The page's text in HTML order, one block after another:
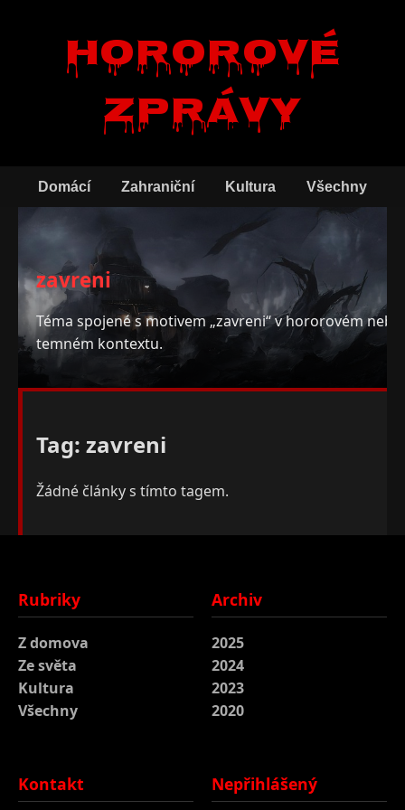
Hororové
zprávy
Domácí Zahraniční Kultura Všechny
zavreni
Téma spojené s motivem „zavreni“ v hororovém nebo
temném kontextu.
Tag: zavreni
Žádné články s tímto tagem.
Rubriky
Z domova
Ze světa
Kultura
Všechny
Archiv
2025
2024
2023
2020
Kontakt Nepřihlášený